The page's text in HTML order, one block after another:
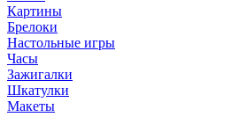
Картины
Брелоки
Настольные игры
Часы
Зажигалки
Шкатулки
Макеты